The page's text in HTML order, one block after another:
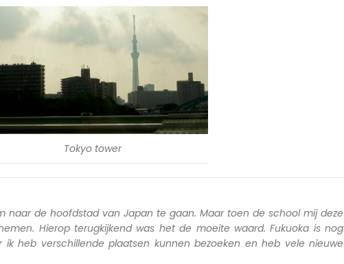
Tokyo tower
naar de hoofdstad van Japan te gaan. Maar toen de school mij deze
Hierop terugkijkend was het de moeite waard. Fukuoka is nog
heb verschillende plaatsen kunnen bezoeken en heb vele nieuwe